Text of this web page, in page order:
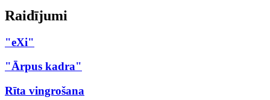
Raidījumi
"eXi"
"Ārpus kadra"
Rīta vingrošana